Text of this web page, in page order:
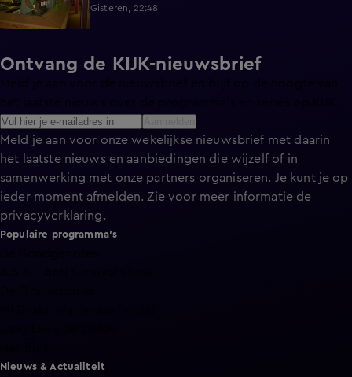
Gisteren, 22:48
Ontvang de KIJK-nieuwsbrief
Meld je aan voor onze wekelijkse nieuwsbrief met daarin
het laatste nieuws en aanbiedingen die wijzelf of in
samenwerking met onze partners organiseren. Je kunt je op
ieder moment afmelden. Zie voor meer informatie de
privacyverklaring.
Populaire programma's
Nieuws & Actualiteit